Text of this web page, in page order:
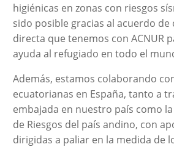
higiénicas en zonas con riesgos
sido posible gracias al acuerdo
directa que tenemos con ACNUR
ayuda al refugiado en todo el
Además, estamos colaborando
ecuatorianas en España, tanto a
embajada en nuestro país como
de Riesgos del país andino, con
dirigidas a paliar en la medida de